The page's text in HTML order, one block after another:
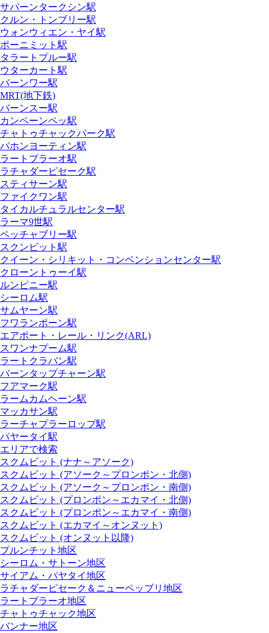
サパーンタークシン駅
クルン・トンブリー駅
ウォンウィエン・ヤイ駅
ポーニミット駅
タラートプルー駅
ウターカート駅
バーンワー駅
MRT(地下鉄)
バーンスー駅
カンペーンペッ駅
チャトゥチャックパーク駅
パホンヨーティン駅
ラートプラーオ駅
ラチャダーピセーク駅
スティサーン駅
ファイクワン駅
タイカルチュラルセンター駅
ラーマ9世駅
ペッチャブリー駅
スクンビット駅
クイーン・シリキット・コンベンションセンター駅
クローントゥーイ駅
ルンピニー駅
シーロム駅
サムヤーン駅
フワランポーン駅
エアポート・レール・リンク(ARL)
スワンナプーム駅
ラートクラバン駅
バーンタップチャーン駅
フアマーク駅
ラームカムヘーン駅
マッカサン駅
ラーチャプラーロップ駅
パヤータイ駅
エリアで検索
スクムビット (ナナ～アソーク)
スクムビット (アソーク～プロンポン・北側)
スクムビット (アソーク～プロンポン・南側)
スクムビット (プロンポン～エカマイ・北側)
スクムビット (プロンポン～エカマイ・南側)
スクムビット (エカマイ～オンヌット)
スクムビット (オンヌット以降)
プルンチット地区
シーロム・サトーン地区
サイアム・パヤタイ地区
ラチャダーピセーク＆ニューペッブリ地区
ラートプラーオ地区
チャトゥチャック地区
バンナー地区